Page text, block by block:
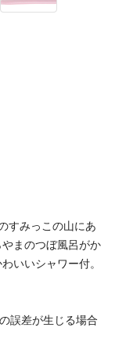
すみっこの山にあ
まのつぼ風呂がか
いいシャワー付。
誤差が生じる場合